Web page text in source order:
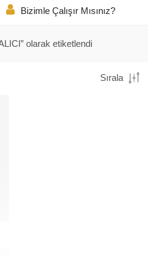
Bizimle Çalışır Mısınız?
olarak etiketlendi
Sırala